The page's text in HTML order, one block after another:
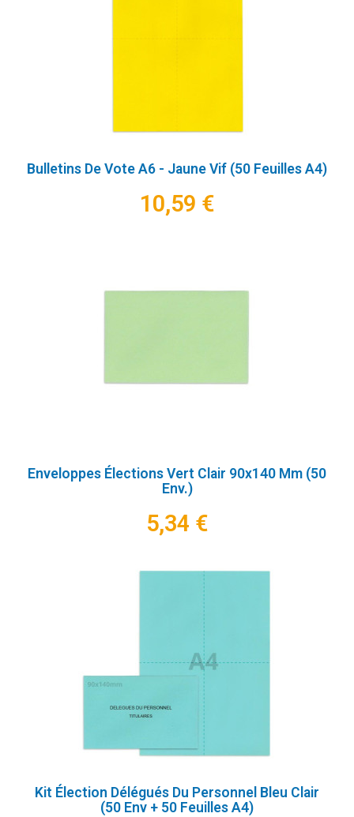
Bulletins De Vote A6 - Jaune Vif (50 Feuilles A4)
10,59 €
Enveloppes Élections Vert Clair 90x140 Mm (50
Env.)
5,34 €
Kit Élection Délégués Du Personnel Bleu Clair
(50 Env + 50 Feuilles A4)